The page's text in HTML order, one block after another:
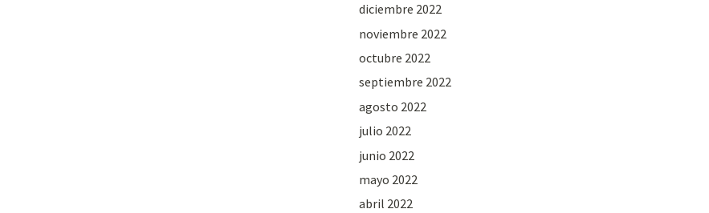
diciembre 2022
noviembre 2022
octubre 2022
septiembre 2022
agosto 2022
julio 2022
junio 2022
mayo 2022
abril 2022